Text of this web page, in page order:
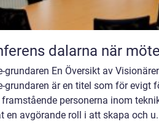
Konferens
grundaren En Översikt av
grundaren är en titel som för evigt
personerna inom
en avgörande roll i att skapa och